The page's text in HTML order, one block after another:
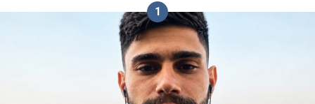
1